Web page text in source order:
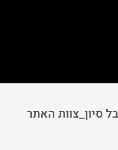
סיון_צוות האתר